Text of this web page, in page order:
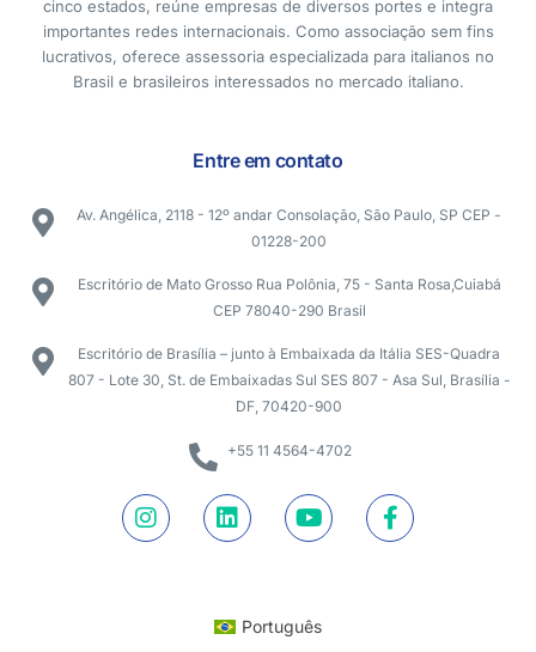
cinco estados, reúne empresas de diversos portes e integra
importantes redes internacionais. Como associação sem fins
lucrativos, oferece assessoria especializada para italianos no
Brasil e brasileiros interessados no mercado italiano.
Entre em contato
Av. Angélica, 2118 - 12º andar Consolação, São Paulo, SP CEP -
01228-200
Escritório de Mato Grosso Rua Polônia, 75 - Santa Rosa,Cuiabá
CEP 78040-290 Brasil
Escritório de Brasília – junto à Embaixada da Itália SES-Quadra
807 - Lote 30, St. de Embaixadas Sul SES 807 - Asa Sul, Brasília -
DF, 70420-900
+55 11 4564-4702
Português